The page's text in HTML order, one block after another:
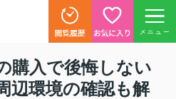
メニュー
購入で後悔しない
辺環境の確認も解